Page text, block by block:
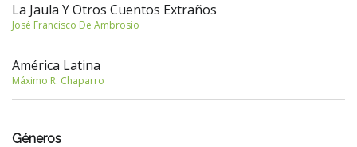
La Jaula Y Otros Cuentos Extraños
José Francisco De Ambrosio
América Latina
Máximo R. Chaparro
Géneros